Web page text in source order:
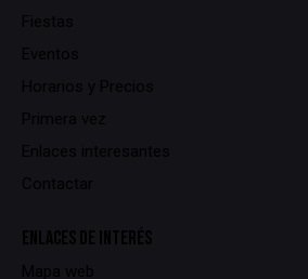
Fiestas
Eventos
Horarios y Precios
Primera vez
Enlaces interesantes
Contactar
ENLACES DE INTERÉS
Mapa web